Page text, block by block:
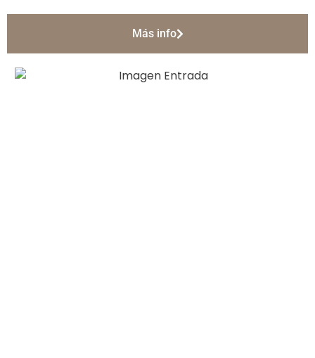
Más info